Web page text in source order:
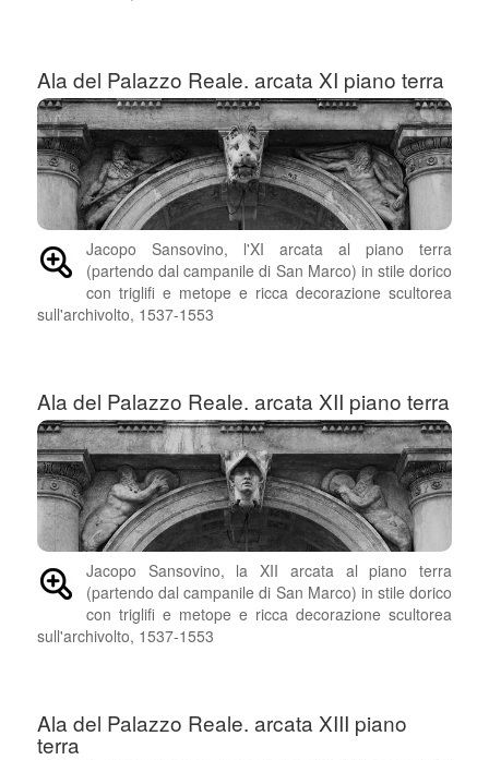
Ala del Palazzo Reale. arcata XI piano terra
Jacopo Sansovino, l'XI arcata al piano terra
(partendo dal campanile di San Marco) in stile dorico
con triglifi e metope e ricca decorazione scultorea
sull'archivolto, 1537-1553
Ala del Palazzo Reale. arcata XII piano terra
Jacopo Sansovino, la XII arcata al piano terra
(partendo dal campanile di San Marco) in stile dorico
con triglifi e metope e ricca decorazione scultorea
sull'archivolto, 1537-1553
Ala del Palazzo Reale. arcata XIII piano
terra